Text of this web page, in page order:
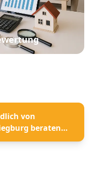
von
beraten